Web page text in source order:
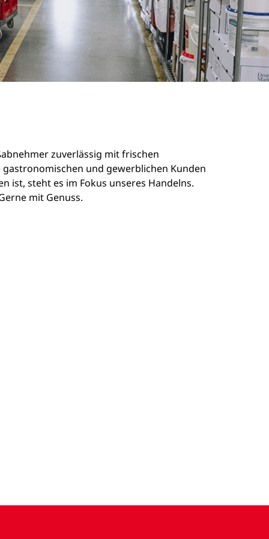
zuverlässig mit frischen
und gewerblichen Kunden
ist, steht es im Fokus unseres Handelns.
mit Genuss.